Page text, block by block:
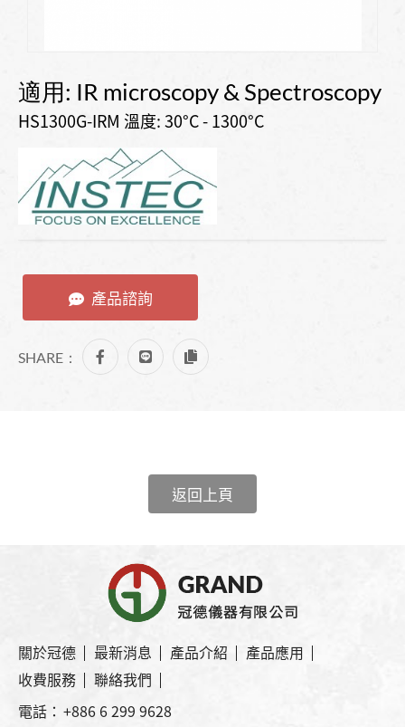
適用: IR microscopy & Spectroscopy
HS1300G-IRM 溫度: 30°C - 1300°C
產品諮詢
SHARE：
返回上頁
關於冠德 最新消息 產品介紹
產品應用
收費服務
聯絡我們
電話： +886 6 299 9628